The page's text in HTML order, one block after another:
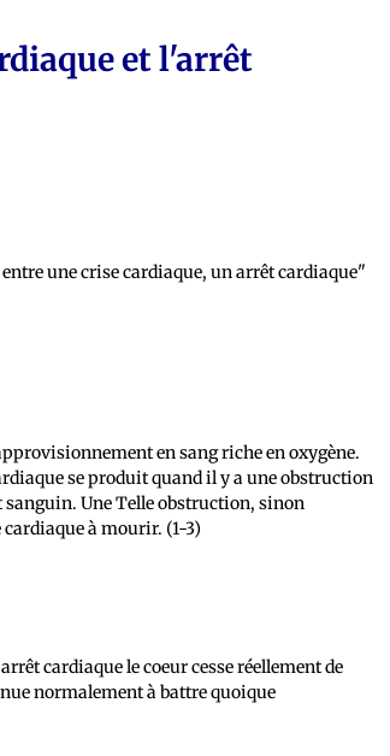
et l'arrêt
en sang riche en oxygène.
se produit quand il y a une obstruction
sanguin. Une Telle obstruction, sinon
à mourir. (1-3)
cardiaque le coeur cesse réellement de
normalement à battre quoique